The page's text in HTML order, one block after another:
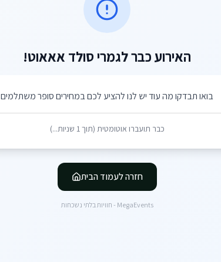
האירוע כבר לגמרי סולד אאאוט!
בואו תבדקו מה עוד יש לנו להציע לכם במחירים סופר משתלמים
כבר תועברו אוטומטית (תוך 1 שניות...)
חזרה לעמוד הבית
MegaEvents - חוויות בלתי נשכחות